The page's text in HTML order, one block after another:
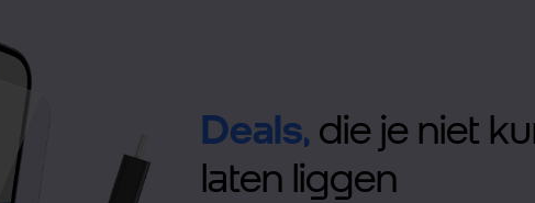
Deals, die je niet
laten liggen